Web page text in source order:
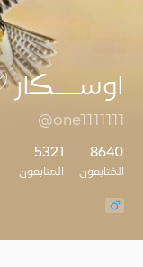
اوســــڪار 𓆩𝟗 𝟳𓆪
@one1111111
8640
المُتابعون
5321
المتابعون